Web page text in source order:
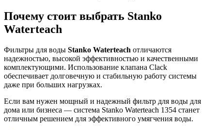
Почему стоит выбрать Stanko
Waterteach
Фильтры для воды Stanko Waterteach отличаются
надежностью, высокой эффективностью и качественными
комплектующими. Использование клапана Clack
обеспечивает долговечную и стабильную работу системы
даже при больших нагрузках.
Если вам нужен мощный и надежный фильтр для воды для
дома или бизнеса — система Stanko Waterteach 1354 станет
отличным решением для эффективного умягчения воды.